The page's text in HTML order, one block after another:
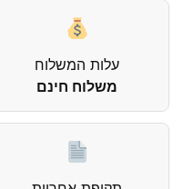
עלות המשלוח
משלוח חינם